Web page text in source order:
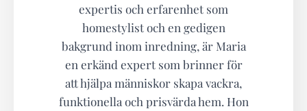
expertis och erfarenhet som
homestylist och en gedigen
bakgrund inom inredning, är Maria
en erkänd expert som brinner för
att hjälpa människor skapa vackra,
funktionella och prisvärda hem. Hon